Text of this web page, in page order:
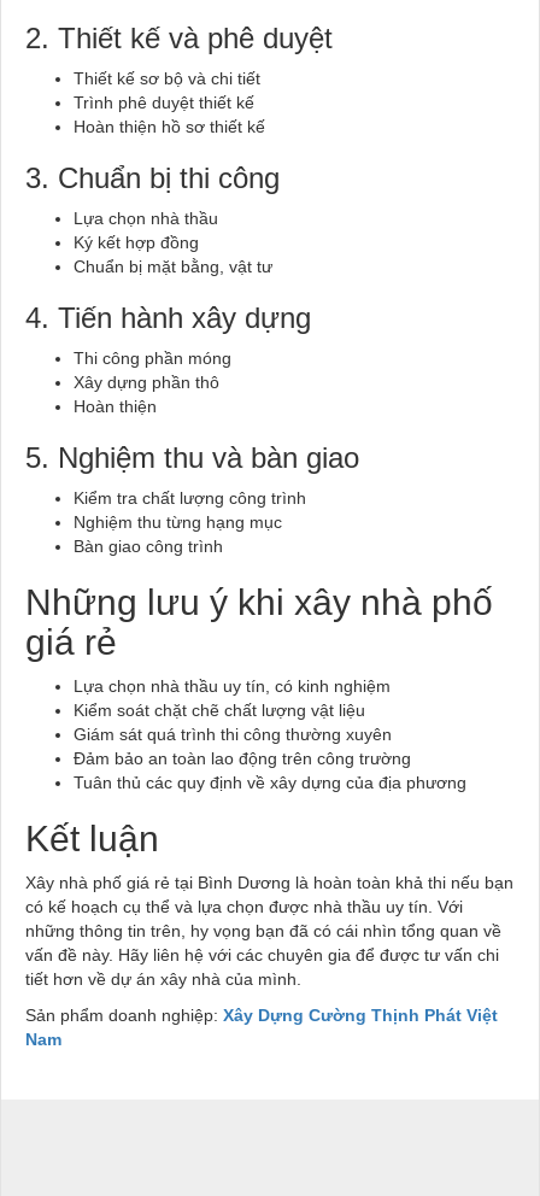
2. Thiết kế và phê duyệt
Thiết kế sơ bộ và chi tiết
Trình phê duyệt thiết kế
Hoàn thiện hồ sơ thiết kế
3. Chuẩn bị thi công
Lựa chọn nhà thầu
Ký kết hợp đồng
Chuẩn bị mặt bằng, vật tư
4. Tiến hành xây dựng
Thi công phần móng
Xây dựng phần thô
Hoàn thiện
5. Nghiệm thu và bàn giao
Kiểm tra chất lượng công trình
Nghiệm thu từng hạng mục
Bàn giao công trình
Những lưu ý khi xây nhà phố
giá rẻ
Lựa chọn nhà thầu uy tín, có kinh nghiệm
Kiểm soát chặt chẽ chất lượng vật liệu
Giám sát quá trình thi công thường xuyên
Đảm bảo an toàn lao động trên công trường
Tuân thủ các quy định về xây dựng của địa phương
Kết luận
Xây nhà phố giá rẻ tại Bình Dương là hoàn toàn khả thi nếu bạn
có kế hoạch cụ thể và lựa chọn được nhà thầu uy tín. Với
những thông tin trên, hy vọng bạn đã có cái nhìn tổng quan về
vấn đề này. Hãy liên hệ với các chuyên gia để được tư vấn chi
tiết hơn về dự án xây nhà của mình.
Sản phẩm doanh nghiệp: Xây Dựng Cường Thịnh Phát Việt
Nam